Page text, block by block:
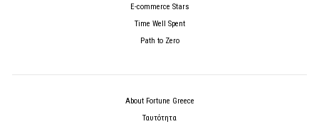
E-commerce Stars
Time Well Spent
Path to Zero
About Fortune Greece
Ταυτότητα